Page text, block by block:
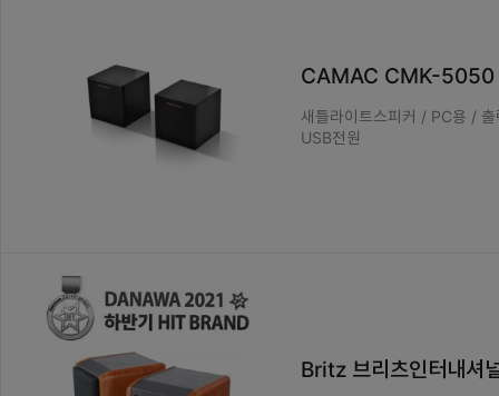
CAMAC CMK-5050
새틀라이트스피커 / PC용 /
USB전원
Britz 브리츠인터내